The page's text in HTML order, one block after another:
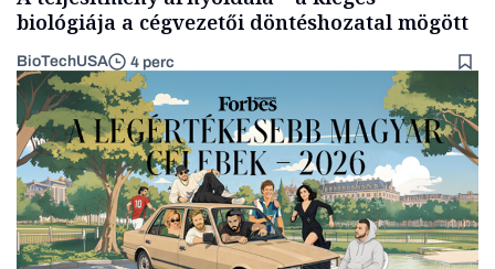
biológiája a cégvezetői döntéshozatal mögött
BioTechUSA 4 perc